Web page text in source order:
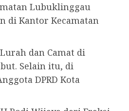
Lubuklinggau
di Kantor Kecamatan
dan Camat di
Selain itu, di
DPRD Kota